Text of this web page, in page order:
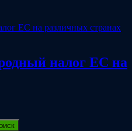
налог ЕС на